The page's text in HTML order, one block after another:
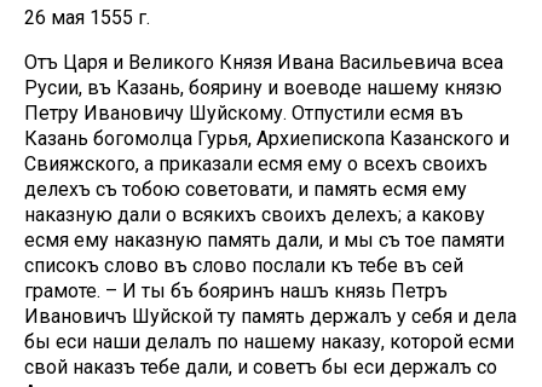
26 мая 1555 г.
Отъ Царя и Великого Князя Ивана Васильевича всеа
Русии, въ Казань, боярину и воеводе нашему князю
Петру Ивановичу Шуйскому. Отпустили есмя въ
Казань богомолца Гурья, Архиепископа Казанского и
Свияжского, а приказали есмя ему о всехъ своихъ
делехъ съ тобою советовати, и память есмя ему
наказную дали о всякихъ своихъ делехъ; а какову
есмя ему наказную память дали, и мы съ тое памяти
списокъ слово въ слово послали къ тебе въ сей
грамоте. – И ты бъ бояринъ нашъ князь Петръ
Ивановичъ Шуйской ту память держалъ у себя и дела
бы еси наши делалъ по нашему наказу, которой есми
свой наказъ тебе дали, и советъ бы еси держалъ со